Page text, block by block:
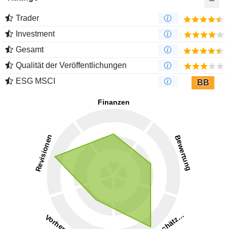
Trader
Investment
Gesamt
Qualität der Veröffentlichungen
ESG MSCI
BB